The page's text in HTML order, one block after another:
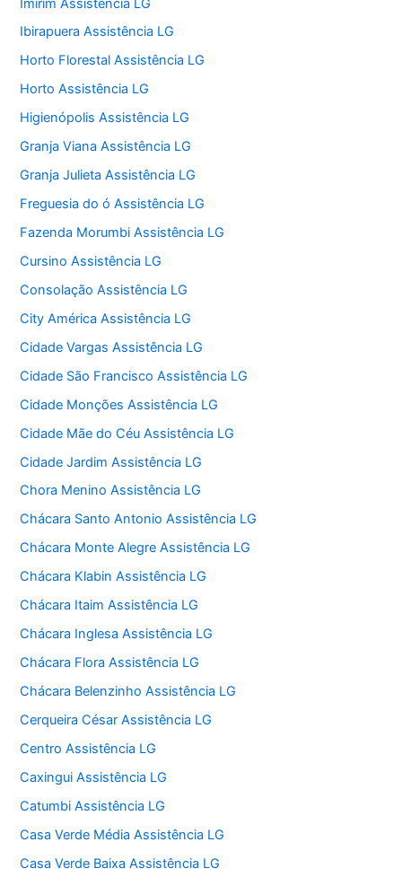
Ibirapuera Assistência LG
Horto Florestal Assistência LG
Horto Assistência LG
Higienópolis Assistência LG
Granja Viana Assistência LG
Granja Julieta Assistência LG
Freguesia do ó Assistência LG
Fazenda Morumbi Assistência LG
Cursino Assistência LG
Consolação Assistência LG
City América Assistência LG
Cidade Vargas Assistência LG
Cidade São Francisco Assistência LG
Cidade Monções Assistência LG
Cidade Mãe do Céu Assistência LG
Cidade Jardim Assistência LG
Chora Menino Assistência LG
Chácara Santo Antonio Assistência LG
Chácara Monte Alegre Assistência LG
Chácara Klabin Assistência LG
Chácara Itaim Assistência LG
Chácara Inglesa Assistência LG
Chácara Flora Assistência LG
Chácara Belenzinho Assistência LG
Cerqueira César Assistência LG
Centro Assistência LG
Caxingui Assistência LG
Catumbi Assistência LG
Casa Verde Média Assistência LG
Casa Verde Baixa Assistência LG